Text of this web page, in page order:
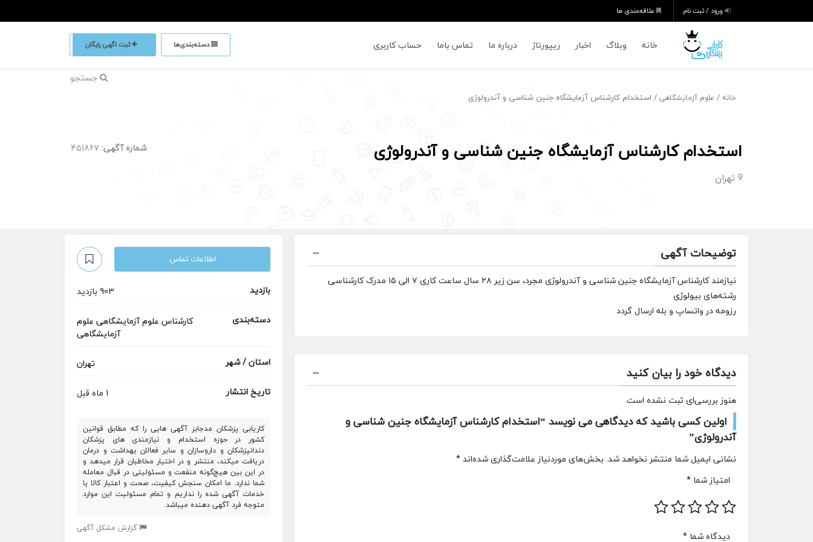
ورود / ثبت نام علاقه‌مندی ها
خانه وبلاگ اخبار ریپورتاژ درباره ما تماس باما حساب کاربری دسته‌بندی‌ها ثبت اگهی رایگان
جستجو
خانه / علوم آزمایشگاهی / استخدام کارشناس آزمایشگاه جنین شناسی و آندرولوژی
استخدام کارشناس آزمایشگاه جنین شناسی و آندرولوژی
تهران
شماره آگهی: 451867
توضیحات آگهی
نیازمند کارشناس آزمایشگاه جنین شناسی و آندرولوژی مجرد، سن زیر ۲۸ سال ساعت کاری ۷ الی ۱۵
مدرک کارشناسی
رشته‌های بیولوژی
رزومه در واتساپ و بله ارسال گردد
دیدگاه خود را بیان کنید
هنوز بررسی‌ای ثبت نشده است.
اولین کسی باشید که دیدگاهی می نویسد “استخدام کارشناس آزمایشگاه جنین شناسی و
آندرولوژی”
نشانی ایمیل شما منتشر نخواهد شد. بخش‌های موردنیاز علامت‌گذاری شده‌اند*
امتیاز شما *
دیدگاه شما *
اطلاعات تماس
بازدید
903 بازدید
دسته‌بندی
کارشناس علوم آزمایشگاهی علوم
آزمایشگاهی
استان / شهر
تهران
تاریخ انتشار
1 ماه قبل
کاریابی پزشکان مدجابز آگهی هایی را که مطابق قوانین
کشور در حوزه استخدام و نیازمندی های پزشکان
دندانپزشکان و داروسازان و سایر فعالان بهداشت و درمان
دریافت میکند، منتشر و در اختیار مخاطبان قرار میدهد و
در این بین هیچ‌گونه منفعت و مسئولیتی در قبال معامله
شما ندارد. ما امکان سنجش کیفیت، صحت و اعتبار کالا یا
خدمات آگهی شده را نداریم و تمام مسئولیت این موارد
متوجه فرد آگهی دهنده میباشد.
گزارش مشکل آگهی